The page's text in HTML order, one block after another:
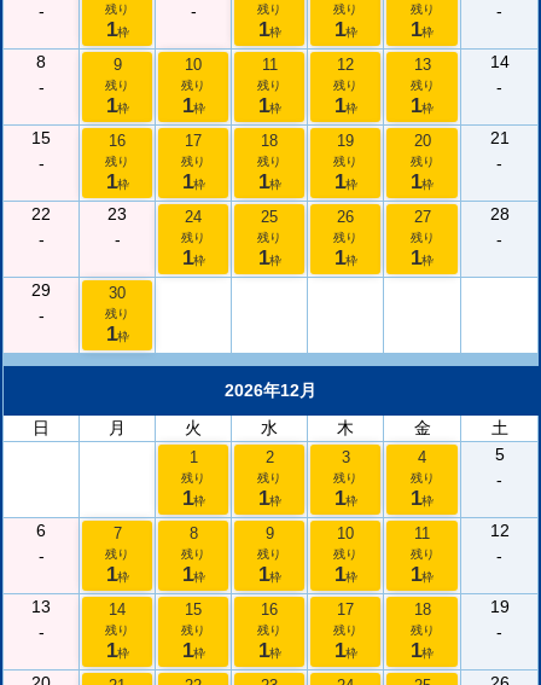
-
残り
1枠
-
残り
1枠
残り
1枠
残り
1枠
-
8
-
9
残り
1枠
10
残り
1枠
11
残り
1枠
12
残り
1枠
13
残り
1枠
14
-
15
-
16
残り
1枠
17
残り
1枠
18
残り
1枠
19
残り
1枠
20
残り
1枠
21
-
22
-
23
-
24
残り
1枠
25
残り
1枠
26
残り
1枠
27
残り
1枠
28
-
29
-
30
残り
1枠
2026年12月
日
月 火 水 木 金 土
1
残り
1枠
2
残り
1枠
3
残り
1枠
4
残り
1枠
5
-
6
-
7
残り
1枠
8
残り
1枠
9
残り
1枠
10
残り
1枠
11
残り
1枠
12
-
13
-
14
残り
1枠
15
残り
1枠
16
残り
1枠
17
残り
1枠
18
残り
1枠
19
-